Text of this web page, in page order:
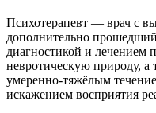
Психотерапевт — врач с
дополнительно
диагностикой и
невротическую природу, а
умеренно-тяжёлым
искажением восприятия